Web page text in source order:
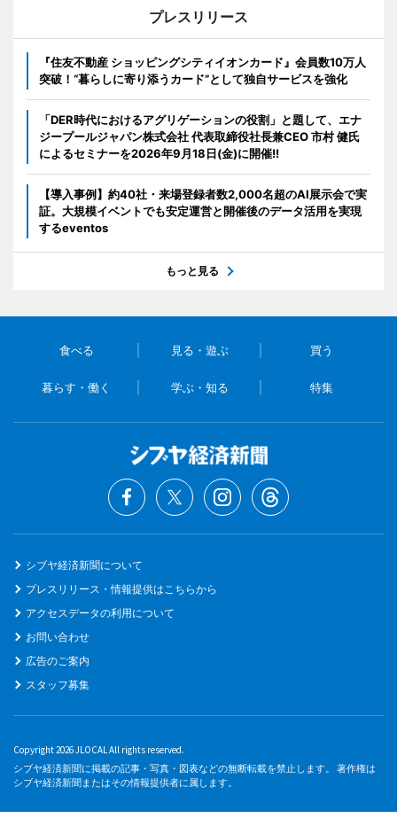
プレスリリース
『住友不動産 ショッピングシティイオンカード』会員数10万人
突破！“暮らしに寄り添うカード”として独自サービスを強化
「DER時代におけるアグリゲーションの役割」と題して、エナ
ジープールジャパン株式会社 代表取締役社長兼CEO 市村 健氏
によるセミナーを2026年9月18日(金)に開催!!
【導入事例】約40社・来場登録者数2,000名超のAI展示会で実
証。大規模イベントでも安定運営と開催後のデータ活用を実現
するeventos
もっと見る
食べる 見る・遊ぶ 買う
暮らす・働く 学ぶ・知る 特集
シブヤ経済新聞について
プレスリリース・情報提供はこちらから
アクセスデータの利用について
お問い合わせ
広告のご案内
スタッフ募集
Copyright 2026 JLOCAL All rights reserved.
シブヤ経済新聞に掲載の記事・写真・図表などの無断転載を禁止します。 著作権は
シブヤ経済新聞またはその情報提供者に属します。